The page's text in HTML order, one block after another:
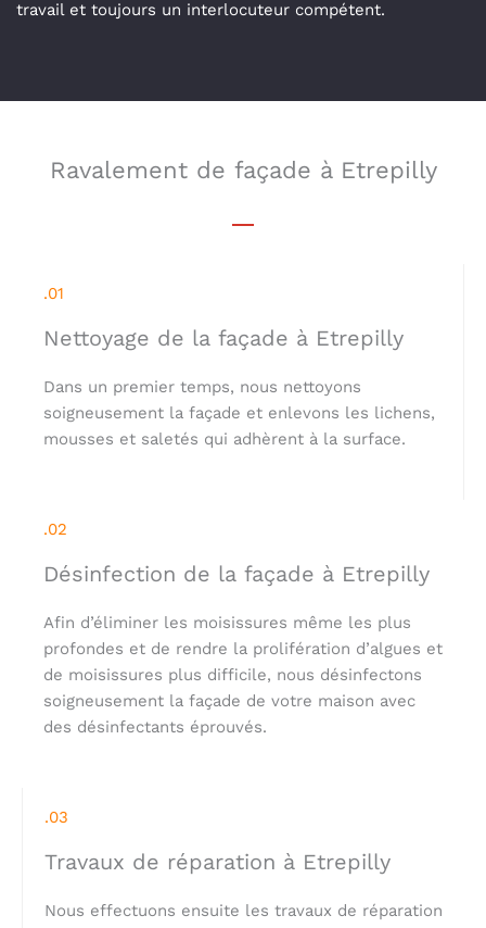
travail et toujours un interlocuteur compétent.
Ravalement de façade à Etrepilly
.01
Nettoyage de la façade à Etrepilly
Dans un premier temps, nous nettoyons
soigneusement la façade et enlevons les lichens,
mousses et saletés qui adhèrent à la surface.
.02
Désinfection de la façade à Etrepilly
Afin d’éliminer les moisissures même les plus
profondes et de rendre la prolifération d’algues et
de moisissures plus difficile, nous désinfectons
soigneusement la façade de votre maison avec
des désinfectants éprouvés.
.03
Travaux de réparation à Etrepilly
Nous effectuons ensuite les travaux de réparation